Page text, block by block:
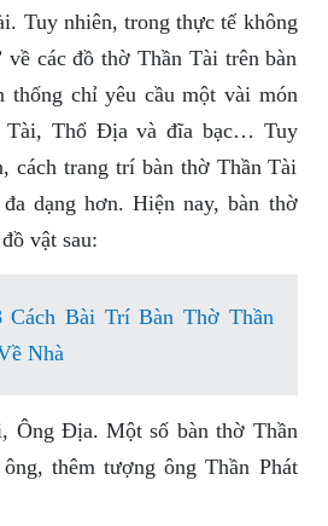
Tuy nhiên, trong thực tế không
về các đồ thờ Thần Tài trên bàn
thống chỉ yêu cầu một vài món
Tài, Thổ Địa và đĩa bạc… Tuy
cách trang trí bàn thờ Thần Tài
dạng hơn. Hiện nay, bàn thờ
vật sau:
Cách Bài Trí Bàn Thờ Thần
Nhà
Ông Địa. Một số bàn thờ Thần
thêm tượng ông Thần Phát